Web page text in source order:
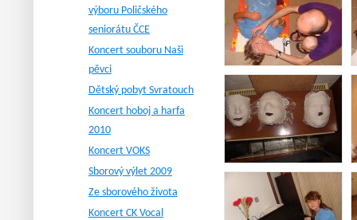
výboru Poličského
seniorátu ČCE
Koncert souboru Naši
pěvci
Dětský pobyt Svratouch
Koncert hoboj a harfa
2010
Koncert VOKS
Sborový výlet 2009
Ze sborového života
Koncert CK Vocal